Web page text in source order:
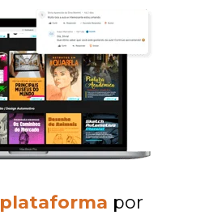
plataforma por